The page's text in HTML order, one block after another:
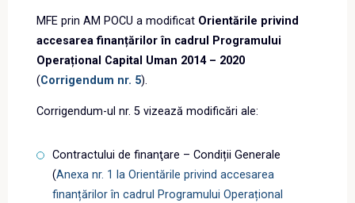
MFE prin AM POCU a modificat Orientările privind
accesarea finanțărilor în cadrul Programului
Operațional Capital Uman 2014 – 2020
(Corrigendum nr. 5).
Corrigendum-ul nr. 5 vizează modificări ale:
Contractului de finanţare – Condiții Generale
(Anexa nr. 1 la Orientările privind accesarea
finanțărilor în cadrul Programului Operațional